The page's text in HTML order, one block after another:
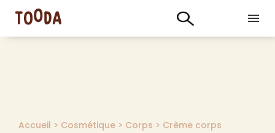
Accueil > Cosmétique > Corps > Crème corps